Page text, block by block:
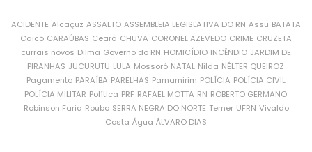
ACIDENTE Alcaçuz ASSALTO ASSEMBLEIA LEGISLATIVA DO RN Assu BATATA
Caicó CARAÚBAS Ceará CHUVA CORONEL AZEVEDO CRIME CRUZETA
currais novos Dilma Governo do RN HOMICÍDIO INCÊNDIO JARDIM DE
PIRANHAS JUCURUTU LULA Mossoró NATAL Nilda NÉLTER QUEIROZ
Pagamento PARAÍBA PARELHAS Parnamirim POLÍCIA POLÍCIA CIVIL
POLÍCIA MILITAR Política PRF RAFAEL MOTTA RN ROBERTO GERMANO
Robinson Faria Roubo SERRA NEGRA DO NORTE Temer UFRN Vivaldo
Costa Água ÁLVARO DIAS